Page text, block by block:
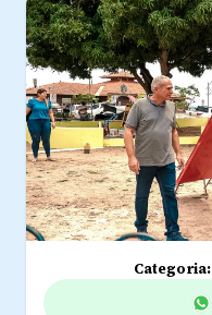
Categoria: